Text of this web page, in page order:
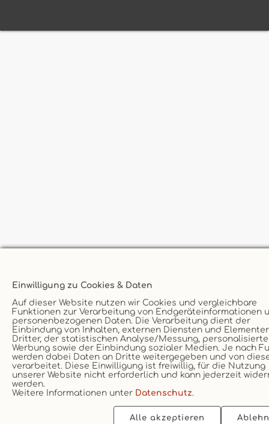
Einwilligung zu Cookies & Daten
Auf dieser Website nutzen wir Cookies und vergleichbare
Funktionen zur Verarbeitung von Endgeräteinformationen
personenbezogenen Daten. Die Verarbeitung dient der
Einbindung von Inhalten, externen Diensten und
Dritter, der statistischen Analyse/Messung,
Werbung sowie der Einbindung sozialer Medien. Je nach
werden dabei Daten an Dritte weitergegeben und von
verarbeitet. Diese Einwilligung ist freiwillig, für die Nutzung
unserer Website nicht erforderlich und kann jederzeit
werden.
Weitere Informationen unter Datenschutz.
Alle akzeptieren